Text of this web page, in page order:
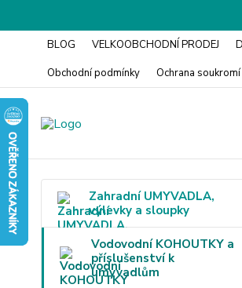
BLOG VELKOOBCHODNÍ PRODEJ
Obchodní podmínky
Ochrana soukromí
Zahradní UMYVADLA,
výlevky a sloupky
Vodovodní KOHOUTKY a
příslušenství k
umyvadlům